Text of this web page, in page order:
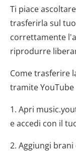
Ti piace
trasferirla sul
correttamente
riprodurre
Come trasferire
tramite YouTube
1. Apri
e accedi con il
2. Aggiungi